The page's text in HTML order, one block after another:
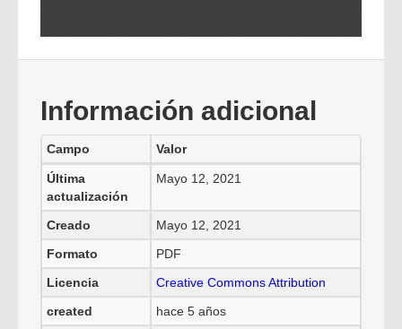
Información adicional
Campo Valor
Última
actualización
Mayo 12, 2021
Creado
Mayo 12, 2021
Formato
PDF
Licencia
Creative Commons Attribution
created
hace 5 años